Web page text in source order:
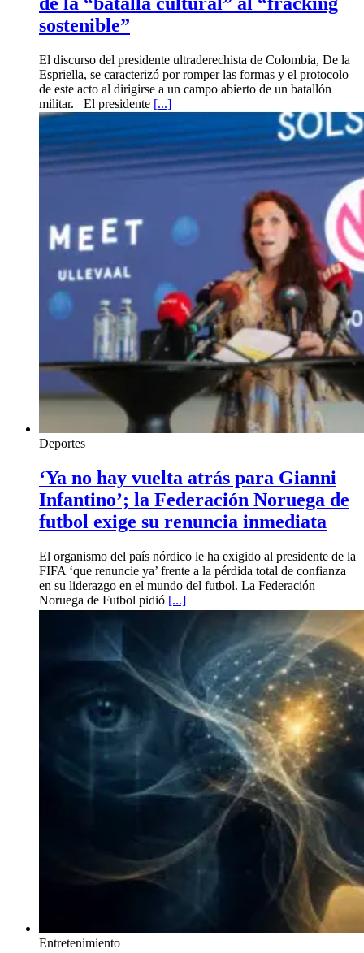
sostenible”
El discurso del presidente ultraderechista de Colombia, De la
Espriella, se caracterizó por romper las formas y el protocolo
de este acto al dirigirse a un campo abierto de un batallón
militar. El presidente [...]
Deportes
‘Ya no hay vuelta atrás para Gianni
Infantino’; la Federación Noruega de
futbol exige su renuncia inmediata
El organismo del país nórdico le ha exigido al presidente de la
FIFA ‘que renuncie ya’ frente a la pérdida total de confianza
en su liderazgo en el mundo del futbol. La Federación
Noruega de Futbol pidió [...]
Entretenimiento